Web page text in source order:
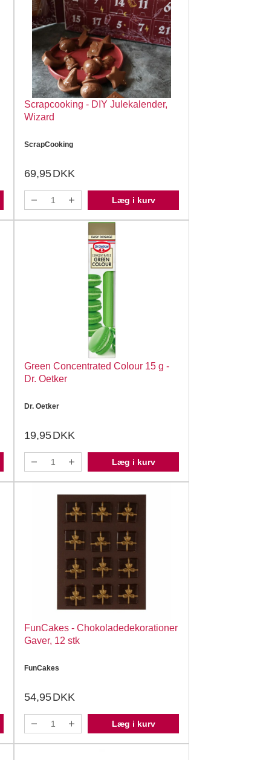
Scrapcooking - DIY Julekalender,
Wizard
ScrapCooking
69,95DKK
Læg i kurv
Green Concentrated Colour 15 g -
Dr. Oetker
Dr. Oetker
19,95DKK
Læg i kurv
FunCakes - Chokoladedekorationer
Gaver, 12 stk
FunCakes
54,95DKK
Læg i kurv